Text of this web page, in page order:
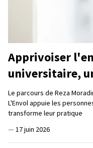
Apprivoiser
universitaire,
Le parcours de Reza
L'Envol appuie les
transforme leur pratique
— 17 juin 2026